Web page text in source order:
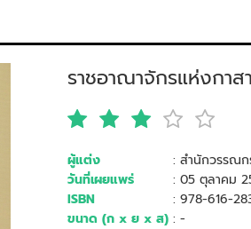
ราชอาณาจักรแห่งกา
ผู้แต่ง : สำนักวรรณก
วันที่เผยแพร่
: 05 ตุลาคม
ISBN
: 978-616-
ขนาด (ก x ย x ส) : -